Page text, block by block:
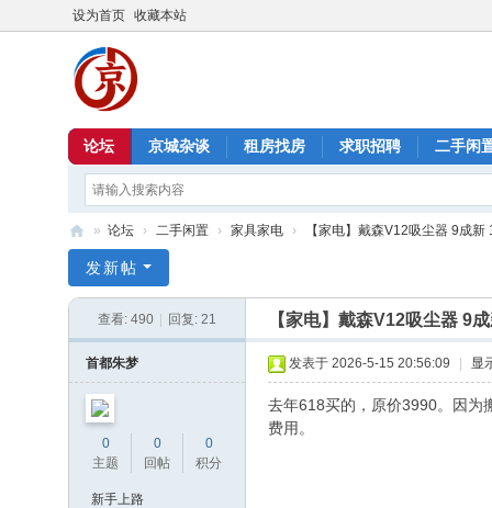
设为首页 收藏本站
论坛 京城杂谈 租房找房 求职招聘 二手闲
京
» 论坛 › 二手闲置 › 家具家电 › 【家电】戴森V12吸尘器 9成新
发新帖
查看: 490 回复: 21 【家电】戴森V12吸尘器 9
首都朱梦
0
主题
0
回帖
0
积分
新手上路
发表于 2026-5-15 20:56:09 显
去年618买的，原价3990。因为
费用。